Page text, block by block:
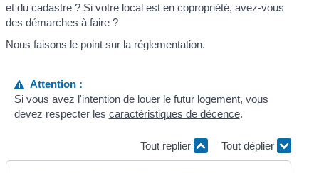
et du cadastre ? Si votre local est en copropriété, avez-vous
des démarches à faire ?
Nous faisons le point sur la réglementation.
Attention :
Si vous avez l'intention de louer le futur logement, vous
devez respecter les caractéristiques de décence.
Tout replier Tout déplier